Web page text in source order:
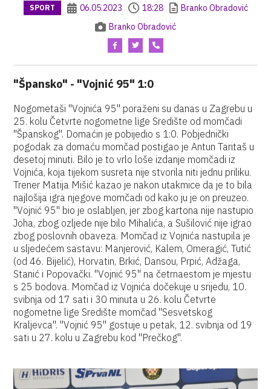
SPORT 06.05.2023 18:28
Branko Obradović
Branko Obradović
"Špansko" - "Vojnić 95" 1:0
Nogometaši "Vojnića 95" poraženi su danas u Zagrebu u
25. kolu Četvrte nogometne lige Središte od momčadi
"Španskog". Domaćin je pobijedio s 1:0. Pobjednički
pogodak za domaću momčad postigao je Antun Taritaš u
desetoj minuti. Bilo je to vrlo loše izdanje momčadi iz
Vojnića, koja tijekom susreta nije stvorila niti jednu priliku.
Trener Matija Mišić kazao je nakon utakmice da je to bila
najlošija igra njegove momčadi od kako ju je on preuzeo.
"Vojnić 95" bio je oslabljen, jer zbog kartona nije nastupio
Joha, zbog ozljede nije bilo Mihalića, a Sušilović nije igrao
zbog poslovnih obaveza. Momčad iz Vojnića nastupila je
u sljedećem sastavu: Manjerović, Kalem, Omeragić, Tutić
(od 46. Bijelić), Horvatin, Brkić, Dansou, Prpić, Adžaga,
Stanić i Popovački. "Vojnić 95" na četrnaestom je mjestu
s 25 bodova. Momčad iz Vojnića dočekuje u srijedu, 10.
svibnja od 17 sati i 30 minuta u 26. kolu Četvrte
nogometne lige Središte momčad "Sesvetskog
Kraljevca". "Vojnić 95" gostuje u petak, 12. svibnja od 19
sati u 27. kolu u Zagrebu kod "Prečkog".